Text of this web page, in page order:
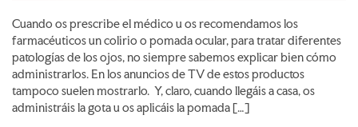
Cuando os prescribe el médico u os recomendamos los
farmacéuticos un colirio o pomada ocular, para tratar diferentes
patologías de los ojos, no siempre sabemos explicar bien cómo
administrarlos. En los anuncios de TV de estos productos
tampoco suelen mostrarlo. Y, claro, cuando llegáis a casa, os
administráis la gota u os aplicáis la pomada […]